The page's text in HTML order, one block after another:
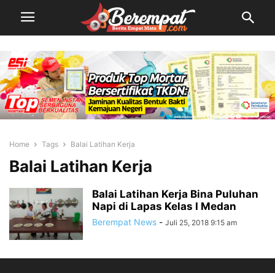
Home Tags Balai Latihan Kerja
Balai Latihan Kerja
Balai Latihan Kerja Bina Puluhan
Napi di Lapas Kelas I Medan
Berempat News - Juli 25, 2018 9:15 am